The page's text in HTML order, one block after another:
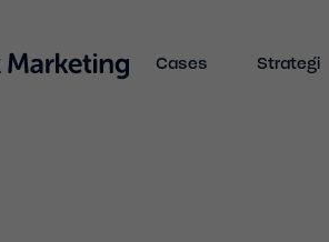
Cases Strategi